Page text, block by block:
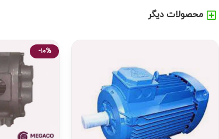
محصولات دیگر
-10%